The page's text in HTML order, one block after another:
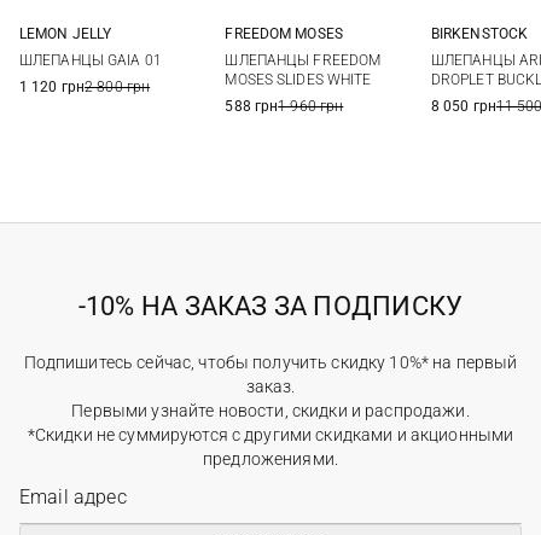
LEMON JELLY
ШЛЕПАНЦЫ GAIA 01
1 120 грн2 800 грн
FREEDOM MOSES
ШЛЕПАНЦЫ FREEDOM
MOSES SLIDES WHITE
588 грн1 960 грн
40
41
BIRKENSTOCK
ШЛЕПАНЦЫ
DROPLET
8 050 грн11
-10% НА ЗАКАЗ ЗА ПОДПИСКУ
Подпишитесь сейчас, чтобы получить скидку 10%* на первый
заказ.
Первыми узнайте новости, скидки и распродажи.
*Скидки не суммируются с другими скидками и акционными
предложениями.